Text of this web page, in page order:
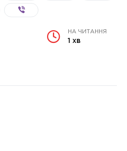
НА ЧИТАННЯ
1 хв